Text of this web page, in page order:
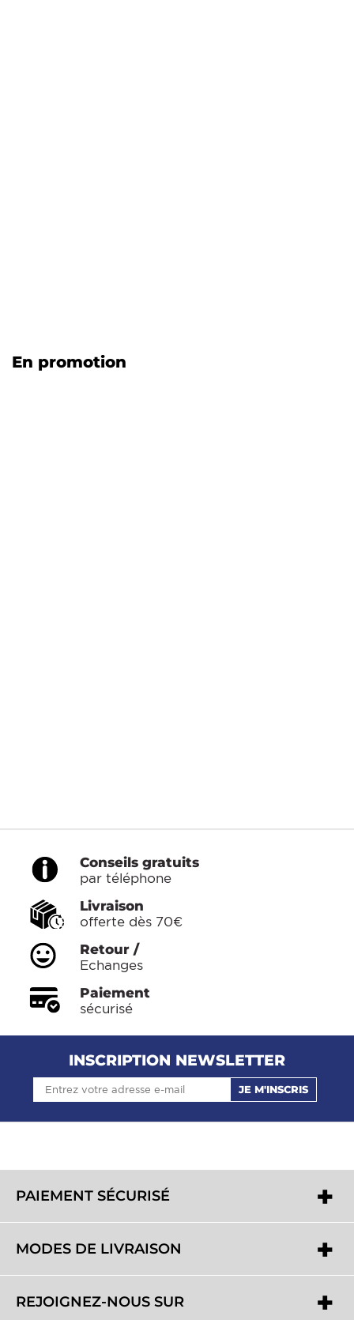
En promotion
Conseils gratuits
par téléphone
Livraison
offerte dès 70€
Retour /
Echanges
Paiement
sécurisé
INSCRIPTION NEWSLETTER
JE M'INSCRIS
PAIEMENT SÉCURISÉ
MODES DE LIVRAISON
REJOIGNEZ-NOUS SUR